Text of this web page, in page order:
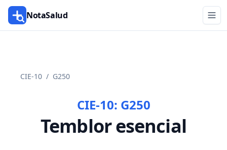
NotaSalud
CIE-10 / G250
CIE-10: G250
Temblor esencial